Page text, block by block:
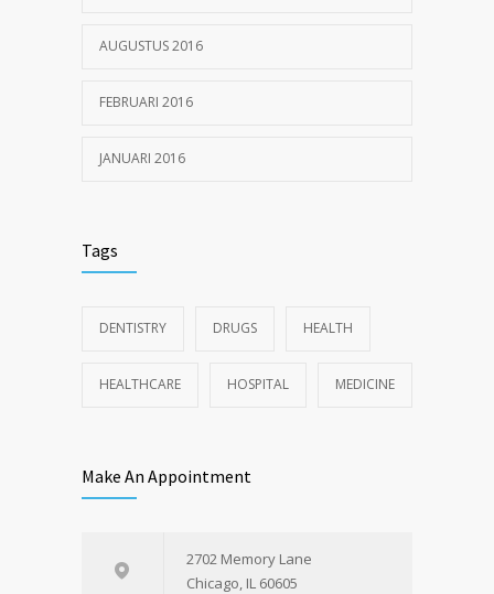
AUGUSTUS 2016
FEBRUARI 2016
JANUARI 2016
Tags
DENTISTRY DRUGS HEALTH
HEALTHCARE HOSPITAL MEDICINE
Make An Appointment
2702 Memory Lane
Chicago, IL 60605